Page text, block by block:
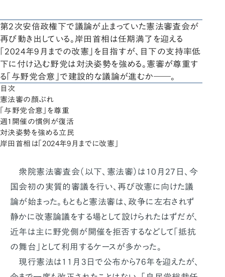
第2次安倍政権下で議論が止まっていた憲法審査会が
再び動き出している。岸田首相は任期満了を迎える
「2024年9月までの改憲」を目指すが、目下の支持率低
下に付け込む野党は対決姿勢を強める。憲審が尊重す
る「与野党合意」で建設的な議論が進むか――。
目次
憲法審の顔ぶれ
「与野党合意」を尊重
週1開催の慣例が復活
対決姿勢を強める立民
岸田首相は「2024年9月までに改憲」
衆院憲法審査会（以下、憲法審）は10月27日、今
国会初の実質的審議を行い、再び改憲に向けた議
論が始まった。もともと憲法審は、政争に左右されず
静かに改憲論議をする場として設けられたはずだが、
近年は主に野党側が開催を拒否するなどして「抵抗
の舞台」として利用するケースが多かった。
現行憲法は11月3日で公布から76年を迎えたが、